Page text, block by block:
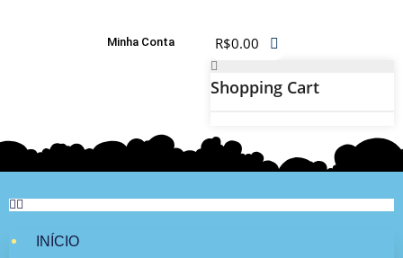
Minha Conta R$0.00
Shopping Cart
INÍCIO